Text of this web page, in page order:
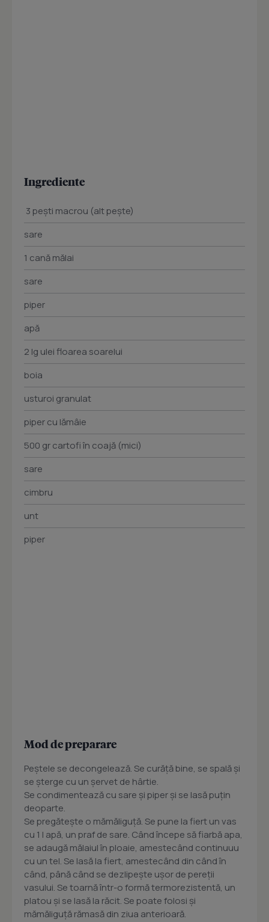
Ingrediente
3 pești macrou (alt pește)
sare
1 cană mălai
sare
piper
apă
2 lg ulei floarea soarelui
boia
usturoi granulat
piper cu lămâie
500 gr cartofi în coajă (mici)
sare
cimbru
unt
piper
Mod de preparare
Peștele se decongelează. Se curăță bine, se spală și
se șterge cu un șervet de hârtie.
Se condimentează cu sare și piper și se lasă puțin
deoparte.
Se pregătește o mămăliguță. Se pune la fiert un vas
cu 1 l apă, un praf de sare. Când începe să fiarbă apa,
se adaugă mălaiul în ploaie, amestecând continuuu
cu un tel. Se lasă la fiert, amestecând din când în
când, până când se dezlipește ușor de pereții
vasului. Se toarnă într-o formă termorezistentă, un
platou și se lasă la răcit. Se poate folosi și
mămăliguță rămasă din ziua anterioară.